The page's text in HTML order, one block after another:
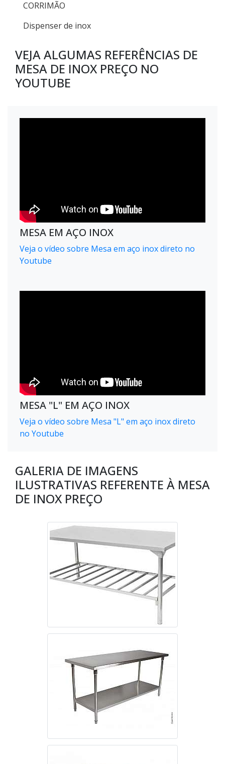
CORRIMÃO
Dispenser de inox
VEJA ALGUMAS REFERÊNCIAS DE
MESA DE INOX PREÇO NO
YOUTUBE
MESA EM AÇO INOX
Veja o vídeo sobre Mesa em aço inox direto no
Youtube
MESA "L" EM AÇO INOX
Veja o vídeo sobre Mesa "L" em aço inox direto
no Youtube
GALERIA DE IMAGENS
ILUSTRATIVAS REFERENTE À MESA
DE INOX PREÇO